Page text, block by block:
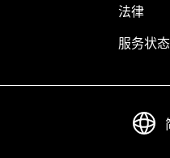
法律
服务状态